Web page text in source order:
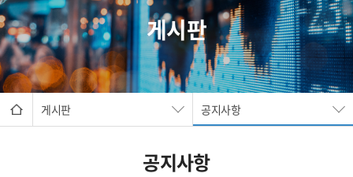
게시판
게시판 공지사항
공지사항